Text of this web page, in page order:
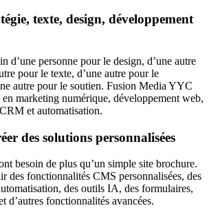
texte, design, développement
d’une personne pour le design, d’une autre
pour le texte, d’une autre pour le
autre pour le soutien. Fusion Media YYC
en marketing numérique, développement web,
et automatisation.
des solutions personnalisées
besoin de plus qu’un simple site brochure.
des fonctionnalités CMS personnalisées, des
des outils IA, des formulaires,
d’autres fonctionnalités avancées.